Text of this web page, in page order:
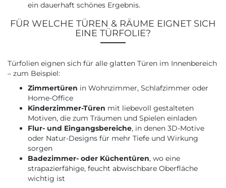
ein dauerhaft schönes Ergebnis.
FÜR WELCHE TÜREN & RÄUME EIGNET SICH
EINE TÜRFOLIE?
Türfolien eignen sich für alle glatten Türen im Innenbereich
– zum Beispiel:
Zimmertüren in Wohnzimmer, Schlafzimmer oder
Home-Office
Kinderzimmer-Türen mit liebevoll gestalteten
Motiven, die zum Träumen und Spielen einladen
Flur- und Eingangsbereiche, in denen 3D-Motive
oder Natur-Designs für mehr Tiefe und Wirkung
sorgen
Badezimmer- oder Küchentüren, wo eine
strapazierfähige, feucht abwischbare Oberfläche
wichtig ist